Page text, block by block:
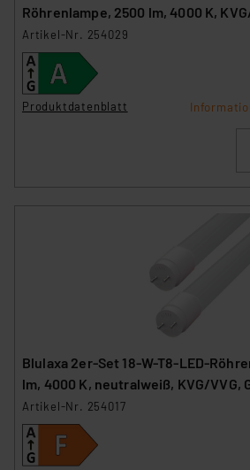
Röhrenlampe, 2500 lm, 4000 K,
cm
Artikel-Nr. 254029
Produktdatenblatt
Blulaxa 2er-Set 18-W-T8-LED-
lm, 4000 K, neutralweiß, KVG/VVG,
Artikel-Nr. 254017